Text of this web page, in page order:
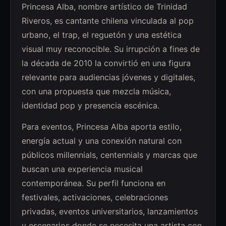
Princesa Alba, nombre artístico de Trinidad
Riveros, es cantante chilena vinculada al pop
urbano, el trap, el reguetón y una estética
visual muy reconocible. Su irrupción a fines de
la década de 2010 la convirtió en una figura
relevante para audiencias jóvenes y digitales,
con una propuesta que mezcla música,
identidad pop y presencia escénica.
Para eventos, Princesa Alba aporta estilo,
energía actual y una conexión natural con
públicos millennials, centennials y marcas que
buscan una experiencia musical
contemporánea. Su perfil funciona en
festivales, activaciones, celebraciones
privadas, eventos universitarios, lanzamientos